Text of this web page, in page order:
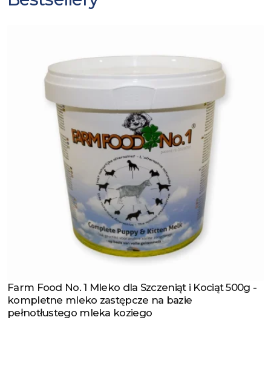
Zobacz produkt
Farm Food No. 1 Mleko dla Szczeniąt i Kociąt 500g -
kompletne mleko zastępcze na bazie
pełnotłustego mleka koziego